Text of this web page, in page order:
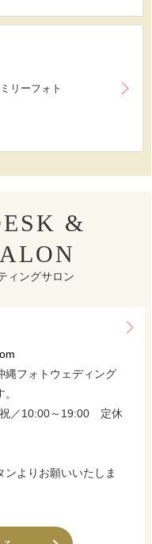
リーフォト
&
ィングサロン
縄フォトウェディング
／10:00～19:00 定休
ンよりお願いいたしま